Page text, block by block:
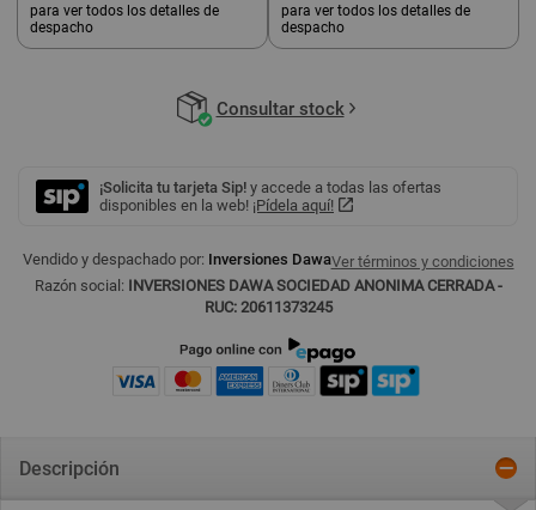
para ver todos los detalles de
despacho
para ver todos los detalles de
despacho
Consultar stock
¡Solicita tu tarjeta Sip! y accede a todas las ofertas
disponibles en la web! ¡Pídela aquí!
Vendido y despachado por: Inversiones DawaVer términos y condiciones
Razón social: INVERSIONES DAWA SOCIEDAD ANONIMA CERRADA -
RUC: 20611373245
Descripción